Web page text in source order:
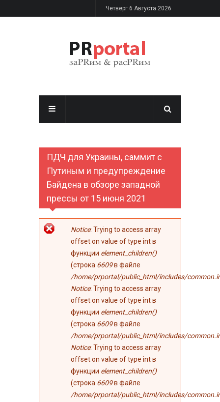
Перейти к основному содержаниюЧетверг 6 Августа 2026
ПДЧ для Украины, саммит с
Путиным и предупреждение
Байдена в обзоре западной
прессы от 15 июня 2021
Сообщение об
ошибке
Notice: Trying to access array
offset on value of type int в
функции element_children()
(строка 6609в файле
/home/prportal/public_html/includes/
Notice: Trying to access array
offset on value of type int в
функции element_children()
(строка 6609в файле
/home/prportal/public_html/includes/
Notice: Trying to access array
offset on value of type int в
функции element_children()
(строка 6609в файле
/home/prportal/public_html/includes/